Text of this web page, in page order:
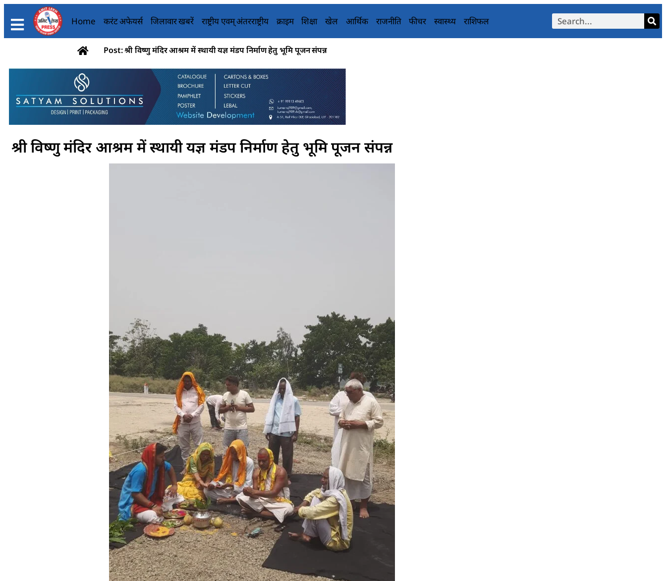
Home करंट अफेयर्स जिलावार खबरें राष्ट्रीय एवम् अंतरराष्ट्रीय क्राइम शिक्षा खेल आर्थिक राजनीति फीचर स्वास्थ्य राशिफल
Post: श्री विष्णु मंदिर आश्रम में स्थायी यज्ञ मंडप निर्माण हेतु भूमि पूजन संपन्न
श्री विष्णु मंदिर आश्रम में स्थायी यज्ञ मंडप निर्माण हेतु भूमि पूजन संपन्न